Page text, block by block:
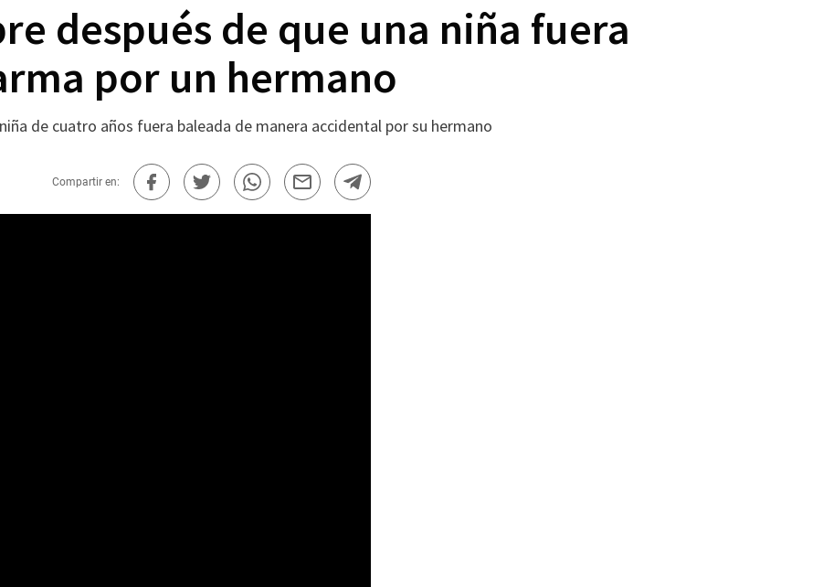
después de que una niña fuera
por un hermano
de cuatro años fuera baleada de manera accidental por su hermano
Compartir en: